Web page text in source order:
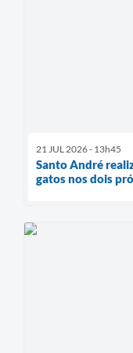
21 JUL 2026 - 13h45
Santo André
gatos nos dois